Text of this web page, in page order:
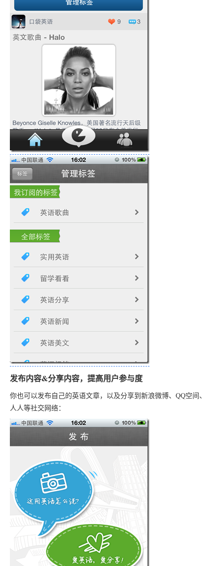
发布内容&分享内容，提高用户参与度
你也可以发布自己的英语文章，以及分享到新浪微博、QQ空间、
人人等社交网络：